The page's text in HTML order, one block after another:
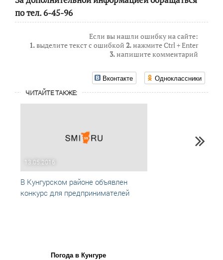
по тел. 6-45-96
Если вы нашли ошибку на сайте:
1.выделите текст с ошибкой 2.нажмите Ctrl + Enter
3.напишите комментарий
Вконтакте Одноклассники
ЧИТАЙТЕ ТАКЖЕ:
13.05.2016
В Кунгурском районе объявлен
конкурс для предпринимателей
Погода в Кунгуре